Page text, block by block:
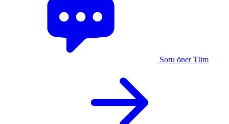
Soru öner Tüm